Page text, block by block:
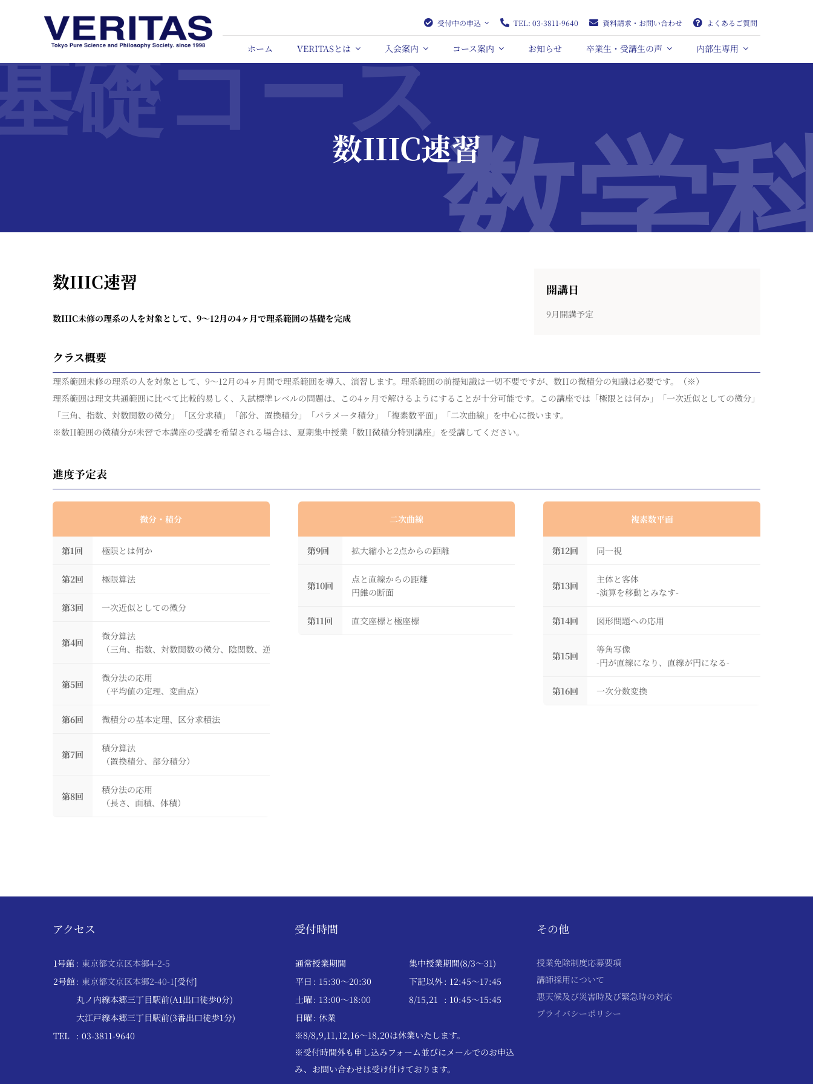
受付中の申込 TEL: 03-3811-9640 資料請求・お問い合わせ よくあるご質問
ホーム VERITASとは 入会案内 コース案内 お知らせ 卒業生・受講生の声 内部生専用
数IIIC速習
数IIIC速習
数IIIC未修の理系の人を対象として、9～12月の4ヶ月で理系範囲の基礎を完成
開講日
9月開講予定
クラス概要
理系範囲未修の理系の人を対象として、9～12月の4ヶ月間で理系範囲を導入、演習します。理系範囲の前提知識は一切不要ですが、数IIの微積分の知識は必要です。（※）
理系範囲は理文共通範囲に比べて比較的易しく、入試標準レベルの問題は、この4ヶ月で解けるようにすることが十分可能です。この講座では「極限とは何か」「一次近似としての微分」
「三角、指数、対数関数の微分」「区分求積」「部分、置換積分」「パラメータ積分」「複素数平面」「二次曲線」を中心に扱います。
※数II範囲の微積分が未習で本講座の受講を希望される場合は、夏期集中授業「数II微積分特別講座」を受講してください。
進度予定表
微分・積分
第1回 極限とは何か
第2回 極限算法
第3回 一次近似としての微分
第4回
微分算法
（三角、指数、対数関数の微分、陰関数、逆関数、パラメータ微分）
第5回
微分法の応用
（平均値の定理、変曲点）
第6回 微積分の基本定理、区分求積法
第7回
積分算法
（置換積分、部分積分）
第8回
積分法の応用
（長さ、面積、体積）
二次曲線
第9回 拡大縮小と2点からの距離
第10回
点と直線からの距離
円錐の断面
第11回 直交座標と極座標
複素数平面
第12回 同一視
第13回
主体と客体
-演算を移動とみなす-
第14回 図形問題への応用
第15回
等角写像
-円が直線になり、直線が円になる-
第16回 一次分数変換
アクセス
1号館 : 東京都文京区本郷4-2-5
2号館: 東京都文京区本郷2-40-1[受付]
丸ノ内線本郷三丁目駅前(A1出口徒歩0分)
大江戸線本郷三丁目駅前(3番出口徒歩1分)
TEL : 03-3811-9640
受付時間
通常授業期間
集中授業期間(8/3～31)
平日 : 15:30〜20:30 下記以外: 12:45〜17:45
土曜: 13:00〜18:00 8/15,21 : 10:45〜15:45
日曜: 休業
※8/8,9,11,12,16～18,20は休業いたします。
※受付時間外も申し込みフォーム並びにメールでのお申込
み、お問い合わせは受け付けております。
その他
授業免除制度応募要項
講師採用について
悪天候及び災害時及び緊急時の対応
プライバシーポリシー